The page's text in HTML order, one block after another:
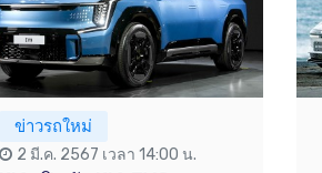
ข่าวรถใหม่
2 มี.ค. 2567 เวลา 14:00 น.